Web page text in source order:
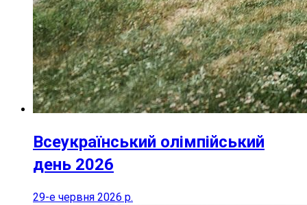
Всеукраїнський олімпійський
день 2026
29-е червня 2026 р.